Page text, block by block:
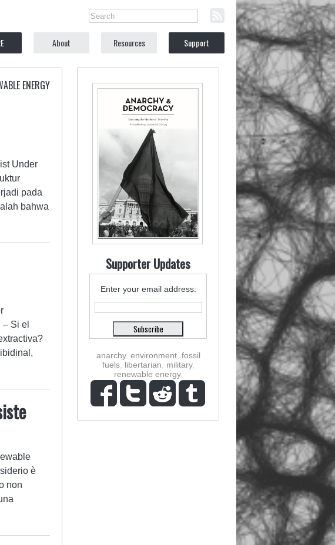
About Resources Support
ENERGY
Under
pada
bahwa
Si el
è
non
Supporter Updates
Enter your email address:
anarchy, environment, fossil
fuels, libertarian military,
renewable energy,